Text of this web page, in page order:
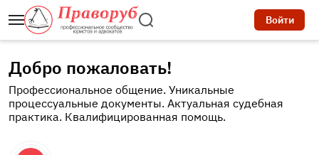
Войти
Добро пожаловать!
Профессиональное общение. Уникальные
процессуальные документы. Актуальная судебная
практика. Квалифицированная помощь.